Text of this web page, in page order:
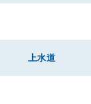
上水道